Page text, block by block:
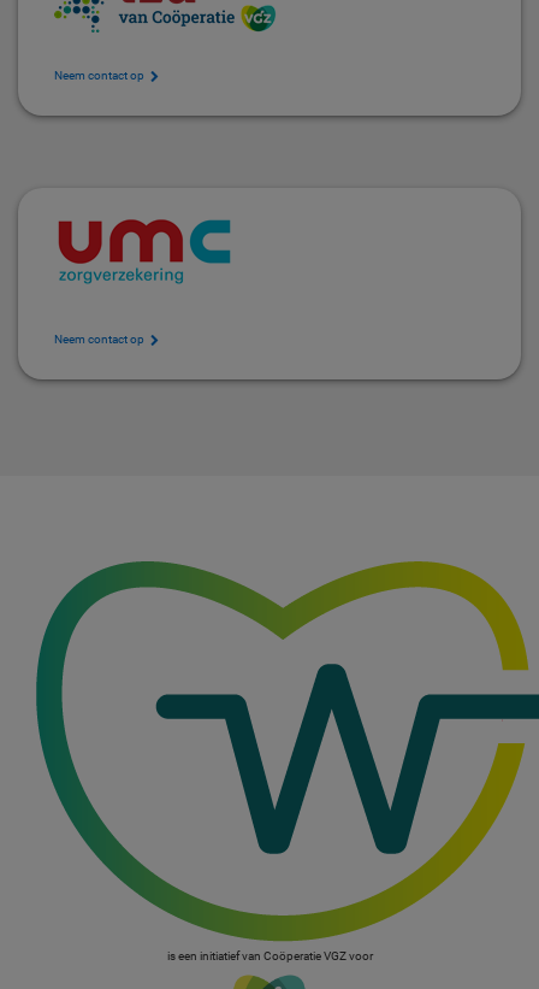
Neem contact op
Neem contact op
is een initiatief van Coöperatie VGZ voor